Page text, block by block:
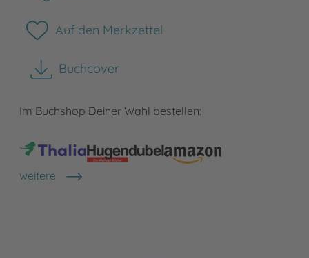
Auf den Merkzettel
Buchcover
herunterladen
Im Buchshop Deiner Wahl bestellen:
weitere
Shops anzeigen